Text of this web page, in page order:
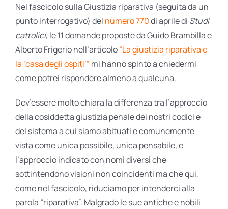
Nel fascicolo sulla Giustizia riparativa (seguita da un
punto interrogativo) del numero 770di aprile di Studi
cattolici, le 11 domande proposte da Guido Brambilla e
Alberto Frigerio nell’articolo“La giustizia riparativa e
la ‘casa degli ospiti’” mi hanno spinto a chiedermi
come potrei rispondere almeno a qualcuna.
Dev’essere molto chiara la differenza tra l’approccio
della cosiddetta giustizia penale dei nostri codici e
del sistema a cui siamo abituati e comunemente
vista come unica possibile, unica pensabile, e
l’approccio indicato con nomi diversi che
sottintendono visioni non coincidenti ma che qui,
come nel fascicolo, riduciamo per intenderci alla
parola “riparativa”. Malgrado le sue antiche e nobili